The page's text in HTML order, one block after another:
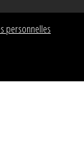
personnelles